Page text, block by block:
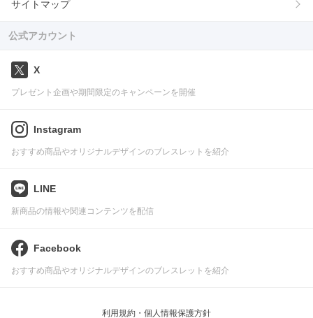
サイトマップ
公式アカウント
X
プレゼント企画や期間限定のキャンペーンを開催
Instagram
おすすめ商品やオリジナルデザインのブレスレットを紹介
LINE
新商品の情報や関連コンテンツを配信
Facebook
おすすめ商品やオリジナルデザインのブレスレットを紹介
利用規約・個人情報保護方針